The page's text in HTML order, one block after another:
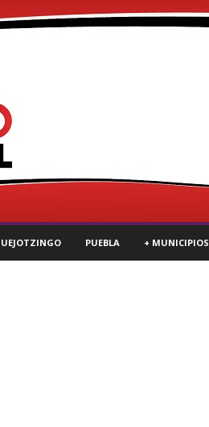
PUEBLA + MUNICIPIOS